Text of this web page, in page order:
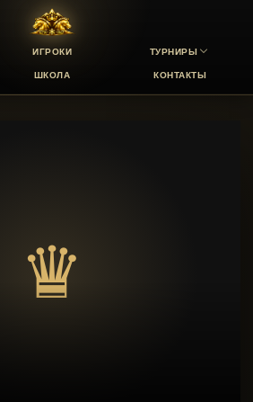
ИГРОКИ ТУРНИРЫ
ШКОЛА КОНТАКТЫ
♛